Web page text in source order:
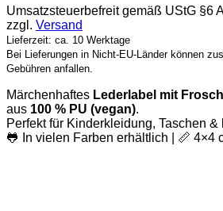
Umsatzsteuerbefreit gemäß UStG §6
zzgl. Versand
Lieferzeit: ca. 10 Werktage
Bei Lieferungen in Nicht-EU-Länder können
Gebühren anfallen.
Märchenhaftes Lederlabel mit
aus 100 % PU (vegan).
Perfekt für Kinderkleidung, Taschen
🐸 In vielen Farben erhältlich | 📏 4×4